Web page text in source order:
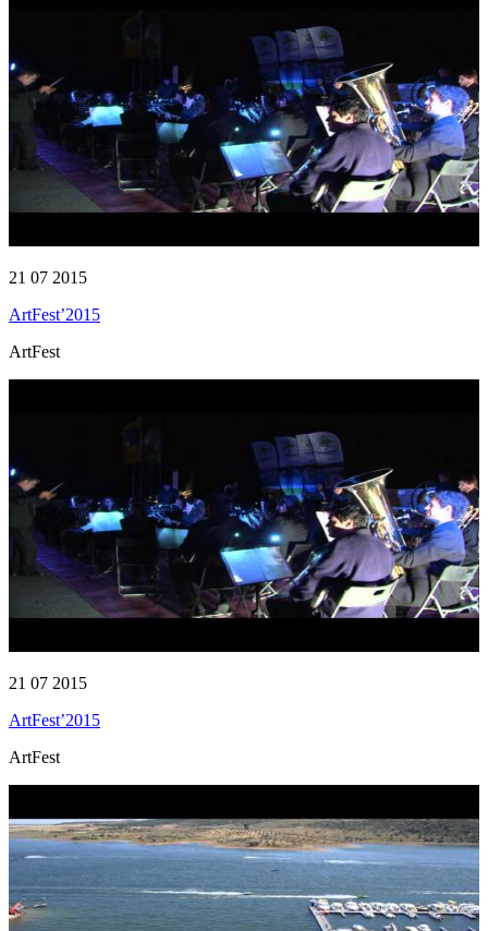
21 07 2015
ArtFest’2015
ArtFest
21 07 2015
ArtFest’2015
ArtFest